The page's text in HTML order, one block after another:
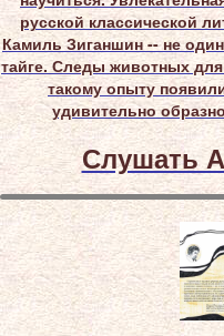
русской классической
Камиль Зиганшин -- не
тайге. Следы животных для
такому опыту
удивительно
Слушать